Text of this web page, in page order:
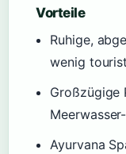
Vorteile
Ruhige,
wenig
Großzügige
Ayurvana